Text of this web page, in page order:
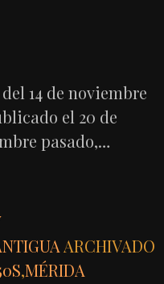
14 de noviembre
el 20 de
pasado,…
ARCHIVADO
,MÉRIDA